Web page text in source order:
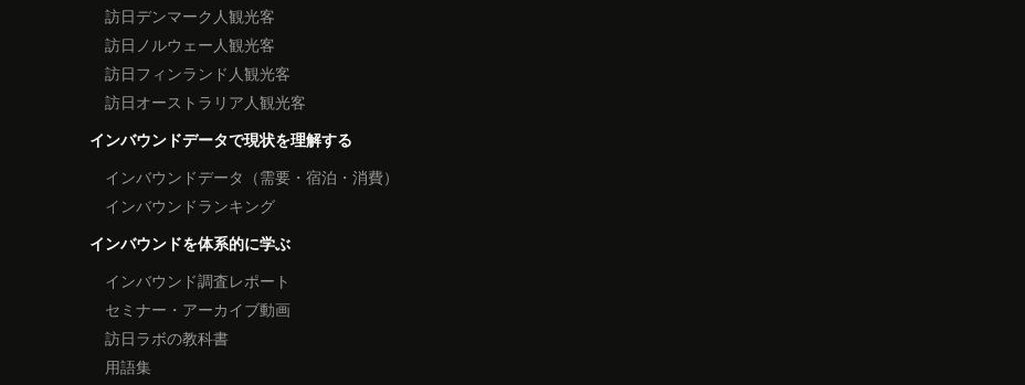
訪日デンマーク人観光客
訪日ノルウェー人観光客
訪日フィンランド人観光客
訪日オーストラリア人観光客
インバウンドデータで現状を理解する
インバウンドデータ（需要・宿泊・消費）
インバウンドランキング
インバウンドを体系的に学ぶ
インバウンド調査レポート
セミナー・アーカイブ動画
訪日ラボの教科書
用語集